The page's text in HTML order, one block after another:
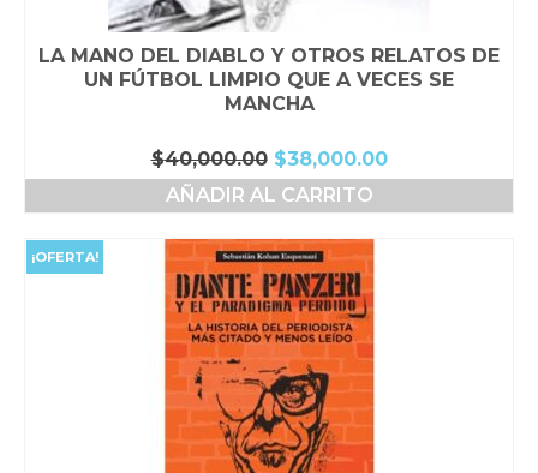
LA MANO DEL DIABLO Y OTROS RELATOS DE
UN FÚTBOL LIMPIO QUE A VECES SE
MANCHA
$40,000.00 El
precio
original
$40,000.00.
$38,000.00El
precio
AÑADIR AL CARRITO
¡OFERTA!